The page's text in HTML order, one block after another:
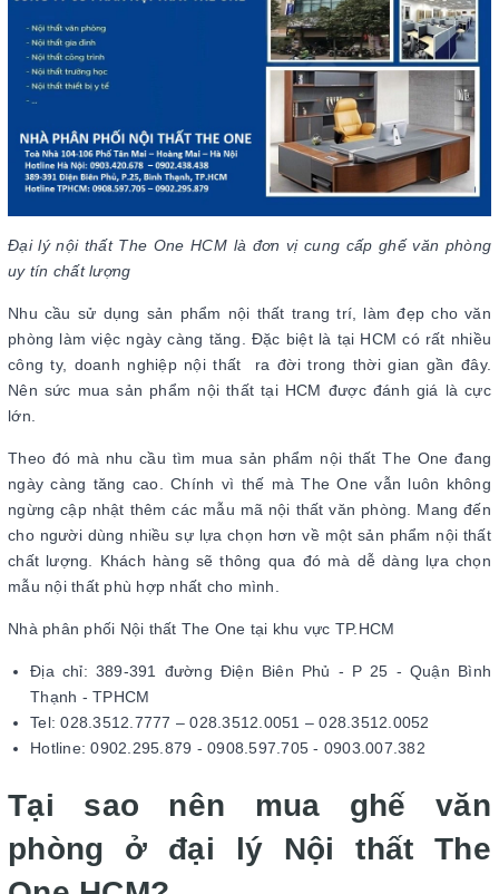
Đại lý nội thất The One HCM là đơn vị cung cấp ghế văn phòng
uy tín chất lượng
Nhu cầu sử dụng sản phẩm nội thất trang trí, làm đẹp cho văn
phòng làm việc ngày càng tăng. Đặc biệt là tại HCM có rất nhiều
công ty, doanh nghiệp nội thất ra đời trong thời gian gần đây.
Nên sức mua sản phẩm nội thất tại HCM được đánh giá là cực
lớn.
Theo đó mà nhu cầu tìm mua sản phẩm nội thất The One đang
ngày càng tăng cao. Chính vì thế mà The One vẫn luôn không
ngừng cập nhật thêm các mẫu mã nội thất văn phòng. Mang đến
cho người dùng nhiều sự lựa chọn hơn về một sản phẩm nội thất
chất lượng. Khách hàng sẽ thông qua đó mà dễ dàng lựa chọn
mẫu nội thất phù hợp nhất cho mình.
Nhà phân phối Nội thất The One tại khu vực TP.HCM
Địa chỉ: 389-391 đường Điện Biên Phủ - P 25 - Quận Bình
Thạnh - TPHCM
Tel: 028.3512.7777 – 028.3512.0051 – 028.3512.0052
Hotline: 0902.295.879 - 0908.597.705 - 0903.007.382
Tại sao nên mua ghế văn
phòng ở đại lý Nội thất The